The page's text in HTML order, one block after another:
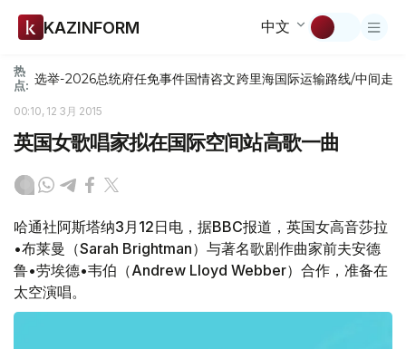
KAZINFORM 中文
热
点: 选举-2026总统府任免事件国情咨文跨里海国际运输路线/中间走廊
00:10, 12 3月 2015
英国女歌唱家拟在国际空间站高歌一曲
哈通社阿斯塔纳3月12日电，据BBC报道，英国女高音莎拉
•布莱曼（Sarah Brightman）与著名歌剧作曲家前夫安德
鲁•劳埃德•韦伯（Andrew Lloyd Webber）合作，准备在
太空演唱。